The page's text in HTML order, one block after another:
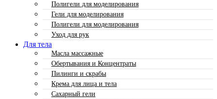
Полигели для моделирования
Гели для моделирования
Полигели для моделирования
Уход для рук
Для тела
Масла массажные
Обертывания и Концентраты
Пилинги и скрабы
Крема для лица и тела
Сахарный гели